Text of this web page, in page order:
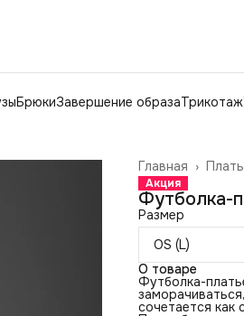
БрюкиЗавершение образаТрикотаж
Главная ›
Акция
Футболка-
Размер
OS (L)
О товаре
Футболка-
сочетается как